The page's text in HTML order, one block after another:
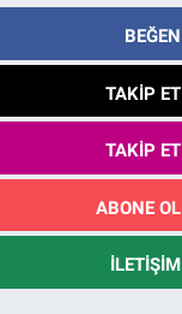
BEĞEN
TAKIP ET
TAKIP ET
ABONE OL
İLETIŞIM